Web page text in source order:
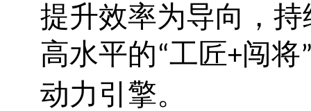
提升效率为导向，
高水平的“工匠+闯将
动力引擎。